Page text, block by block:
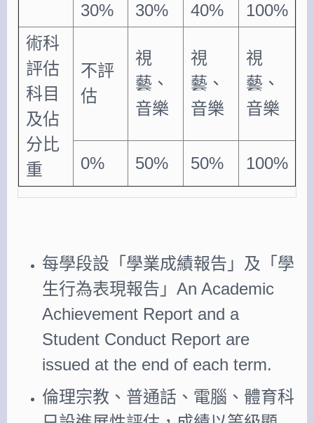
30%
30% 40%
100%
術科
評估
科目
及佔
分比
重
不評
估
視
藝、
音樂
視
藝、
音樂
視
藝、
音樂
0% 50% 50% 100%
每學段設「學業成績報告」及「學
生行為表現報告」An Academic
Achievement Report and a
Student Conduct Report are
issued at the end of each term.
倫理宗教、普通話、電腦、體育科